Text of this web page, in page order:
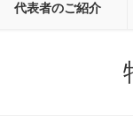
代表者のご紹介